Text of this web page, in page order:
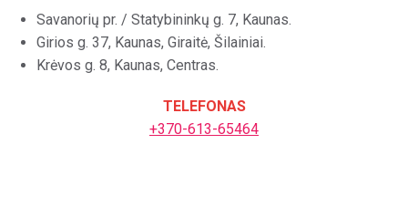
Savanorių pr. / Statybininkų g. 7, Kaunas.
Girios g. 37, Kaunas, Giraitė, Šilainiai.
Krėvos g. 8, Kaunas, Centras.
TELEFONAS
+370-613-65464